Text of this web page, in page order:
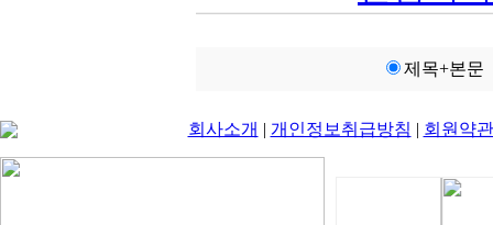
제목+본문
회사소개 | 개인정보취급방침 | 회원약관